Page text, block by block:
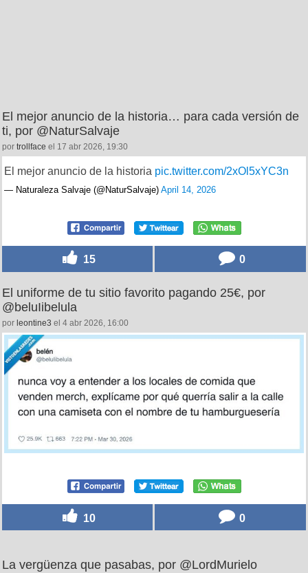
El mejor anuncio de la historia… para cada versión de
ti, por @NaturSalvaje
por trollface el 17 abr 2026, 19:30
El mejor anuncio de la historia pic.twitter.com/2xOl5xYC3n
— Naturaleza Salvaje (@NaturSalvaje) April 14, 2026
15 0
El uniforme de tu sitio favorito pagando 25€, por
@beluIibelula
por leontine3 el 4 abr 2026, 16:00
10 0
La vergüenza que pasabas, por @LordMurielo